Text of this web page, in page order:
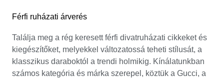
Férfi ruházati árverés
Találja meg a rég keresett férfi divatruházati cikkeket és
kiegészítőket, melyekkel változatossá teheti stílusát, a
klasszikus daraboktól a trendi holmikig. Kínálatunkban
számos kategória és márka szerepel, köztük a Gucci, a